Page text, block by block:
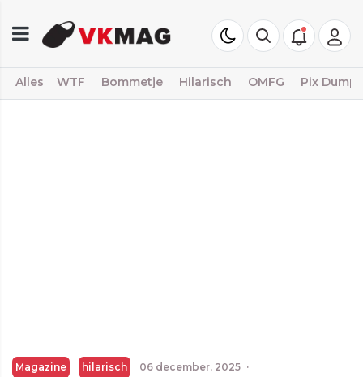
Alles WTF Bommetje Hilarisch OMFG Pix Dump
Magazine hilarisch 06 december, 2025 ·